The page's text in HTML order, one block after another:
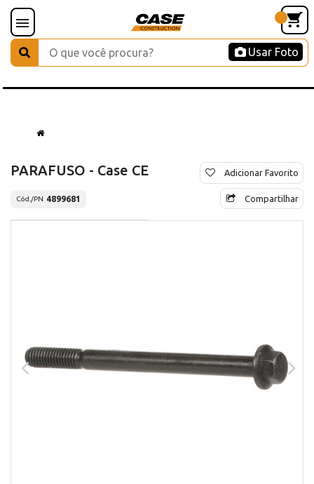
Usar Foto
PARAFUSO - Case CE
Cód./PN 4899681
Adicionar Favorito
Compartilhar